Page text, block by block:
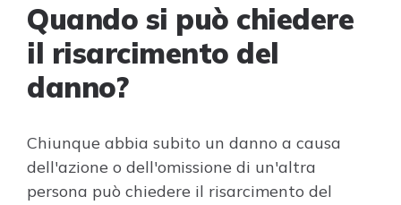
Quando si può chiedere
il risarcimento del
danno?
Chiunque abbia subito un danno a causa
dell'azione o dell'omissione di un'altra
persona può chiedere il risarcimento del